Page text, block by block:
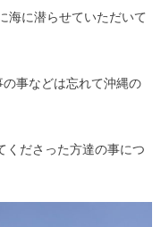
海に潜らせていただいて
事などは忘れて沖縄の
くださった方達の事につ